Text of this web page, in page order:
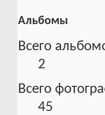
Альбомы
Всего
2
Всего
45